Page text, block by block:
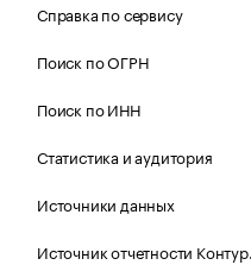
Справка по сервису
Поиск по ОГРН
Поиск по ИНН
Статистика и аудитория
Источники данных
Источник отчетности